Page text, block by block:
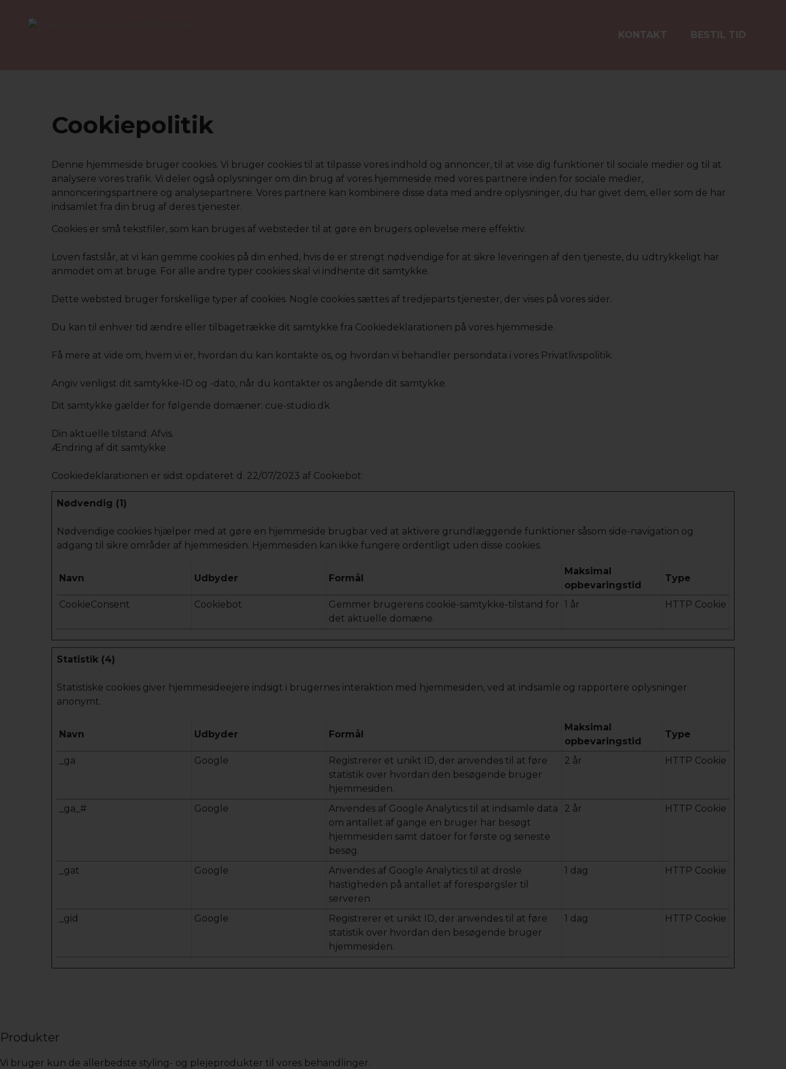
KONTAKT BESTIL TID
Cookiepolitik
Denne hjemmeside bruger cookies. Vi bruger cookies til at tilpasse vores indhold og annoncer, til at vise dig funktioner til sociale medier og til at
analysere vores trafik. Vi deler også oplysninger om din brug af vores hjemmeside med vores partnere inden for sociale medier,
annonceringspartnere og analysepartnere. Vores partnere kan kombinere disse data med andre oplysninger, du har givet dem, eller som de har
indsamlet fra din brug af deres tjenester.
Cookies er små tekstfiler, som kan bruges af websteder til at gøre en brugers oplevelse mere effektiv.
Loven fastslår, at vi kan gemme cookies på din enhed, hvis de er strengt nødvendige for at sikre leveringen af den tjeneste, du udtrykkeligt har
anmodet om at bruge. For alle andre typer cookies skal vi indhente dit samtykke.
Dette websted bruger forskellige typer af cookies. Nogle cookies sættes af tredjeparts tjenester, der vises på vores sider.
Du kan til enhver tid ændre eller tilbagetrække dit samtykke fra Cookiedeklarationen på vores hjemmeside.
Få mere at vide om, hvem vi er, hvordan du kan kontakte os, og hvordan vi behandler persondata i vores Privatlivspolitik.
Angiv venligst dit samtykke-ID og -dato, når du kontakter os angående dit samtykke.
Dit samtykke gælder for følgende domæner: cue-studio.dk
Din aktuelle tilstand: Afvis.
Ændring af dit samtykke
Cookiedeklarationen er sidst opdateret d. 22/07/2023 af Cookiebot:
Nødvendig (1)
Nødvendige cookies hjælper med at gøre en hjemmeside brugbar ved at aktivere grundlæggende funktioner såsom side-navigation og
adgang til sikre områder af hjemmesiden. Hjemmesiden kan ikke fungere ordentligt uden disse cookies.
Navn Udbyder Formål
Maksimal
opbevaringstid
Type
CookieConsent Cookiebot
Gemmer brugerens cookie-samtykke-tilstand for
det aktuelle domæne.
1 år HTTP Cookie
Statistik (4)
Statistiske cookies giver hjemmesideejere indsigt i brugernes interaktion med hjemmesiden, ved at indsamle og rapportere oplysninger
anonymt.
Navn Udbyder Formål
Maksimal
opbevaringstid
Type
_ga Google
Registrerer et unikt ID, der anvendes til at føre
statistik over hvordan den besøgende bruger
hjemmesiden.
2 år HTTP Cookie
_ga_# Google
Anvendes af Google Analytics til at indsamle data
om antallet af gange en bruger har besøgt
hjemmesiden samt datoer for første og seneste
besøg.
2 år HTTP Cookie
_gat Google
Anvendes af Google Analytics til at drosle
hastigheden på antallet af forespørgsler til
serveren
1 dag HTTP Cookie
_gid Google
Registrerer et unikt ID, der anvendes til at føre
statistik over hvordan den besøgende bruger
hjemmesiden.
1 dag HTTP Cookie
Produkter
Vi bruger kun de allerbedste styling- og plejeprodukter til vores behandlinger.